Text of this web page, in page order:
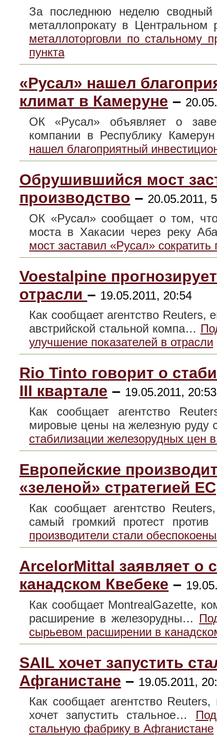
За последнюю неделю сводный
металлопрокату в
металлоторговли по стальному
пункта
«Русал» нашел
климат в Камеруне –
ОК «Русал» объявляет о
компании в Республику
нашел благоприятный
Обрушившийся мост
производство – 20.05.2011,
ОК «Русал» сообщает о том,
моста в Хакасии через реку
мост заставил «Русал» сократить
Voestalpine
отрасли – 19.05.2011, 20:54
Как сообщает агентство Reuters,
австрийской стальной компа…
улучшение показателей в отрасли
Rio Tinto говорит о
III квартале – 19.05.2011, 20:53
Как сообщает агентство
мировые цены на железную
стабилизации железорудных цен
Европейские
«зеленой» стратегией ЕС
Как сообщает агентство
самый громкий протест
производители стали
ArcelorMittal заявляет
канадском Квебеке –
Как сообщает MontrealGazette,
расширение в железорудны…
сырьевом расширении в
SAIL хочет запустить
Афганистане – 19.05.2011,
Как сообщает агентство
хочет запустить стальное…
стальную фабрику в Афганистане